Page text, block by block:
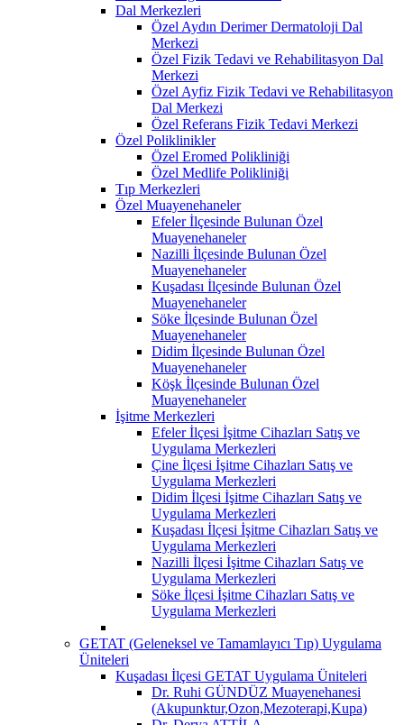
Dal Merkezleri
Özel Aydın Derimer Dermatoloji Dal
Merkezi
Özel Fizik Tedavi ve Rehabilitasyon Dal
Merkezi
Özel Ayfiz Fizik Tedavi ve Rehabilitasyon
Dal Merkezi
Özel Referans Fizik Tedavi Merkezi
Özel Poliklinikler
Özel Eromed Polikliniği
Özel Medlife Polikliniği
Tıp Merkezleri
Özel Muayenehaneler
Efeler İlçesinde Bulunan Özel
Muayenehaneler
Nazilli İlçesinde Bulunan Özel
Muayenehaneler
Kuşadası İlçesinde Bulunan Özel
Muayenehaneler
Söke İlçesinde Bulunan Özel
Muayenehaneler
Didim İlçesinde Bulunan Özel
Muayenehaneler
Köşk İlçesinde Bulunan Özel
Muayenehaneler
İşitme Merkezleri
Efeler İlçesi İşitme Cihazları Satış ve
Uygulama Merkezleri
Çine İlçesi İşitme Cihazları Satış ve
Uygulama Merkezleri
Didim İlçesi İşitme Cihazları Satış ve
Uygulama Merkezleri
Kuşadası İlçesi İşitme Cihazları Satış ve
Uygulama Merkezleri
Nazilli İlçesi İşitme Cihazları Satış ve
Uygulama Merkezleri
Söke İlçesi İşitme Cihazları Satış ve
Uygulama Merkezleri
GETAT (Geleneksel ve Tamamlayıcı Tıp) Uygulama
Üniteleri
Kuşadası İlçesi GETAT Uygulama Üniteleri
Dr. Ruhi GÜNDÜZ Muayenehanesi
(Akupunktur,Ozon,Mezoterapi,Kupa)